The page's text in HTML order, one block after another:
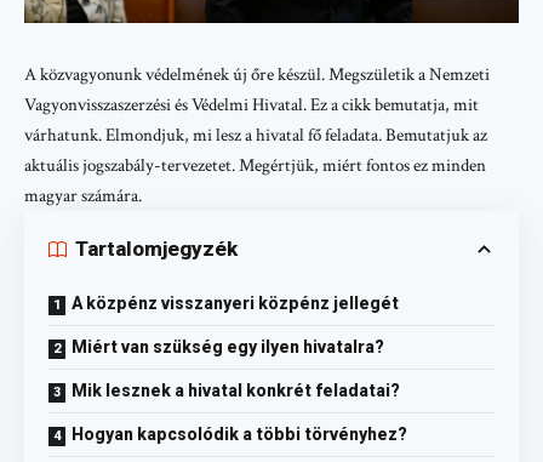
A közvagyonunk védelmének új őre készül. Megszületik a Nemzeti
Vagyonvisszaszerzési és Védelmi Hivatal. Ez a cikk bemutatja, mit
várhatunk. Elmondjuk, mi lesz a hivatal fő feladata. Bemutatjuk az
aktuális jogszabály-tervezetet. Megértjük, miért fontos ez minden
magyar számára.
Tartalomjegyzék
A közpénz visszanyeri közpénz jellegét
Miért van szükség egy ilyen hivatalra?
Mik lesznek a hivatal konkrét feladatai?
Hogyan kapcsolódik a többi törvényhez?